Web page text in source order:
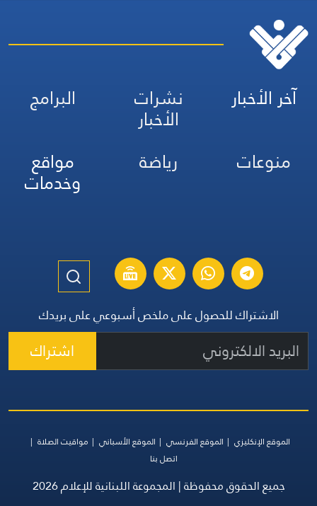
آخر الأخبار نشرات
الأخبار
البرامج
منوعات
رياضة مواقع
وخدمات
الاشتراك للحصول على ملخص أسبوعي على بريدك
اشتراك
الموقع الإنكليزي الموقع الفرنسي الموقع الأسباني
مواقيت الصلاة
اتصل بنا
جميع الحقوق محفوظة | المجموعة اللبنانية للإعلام 2026